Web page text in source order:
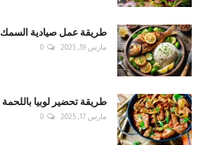
طريقة عمل صيادية السمك
مارس 19, 2025 0
طريقة تحضير لوبيا باللحمة
مارس 17, 2025 0